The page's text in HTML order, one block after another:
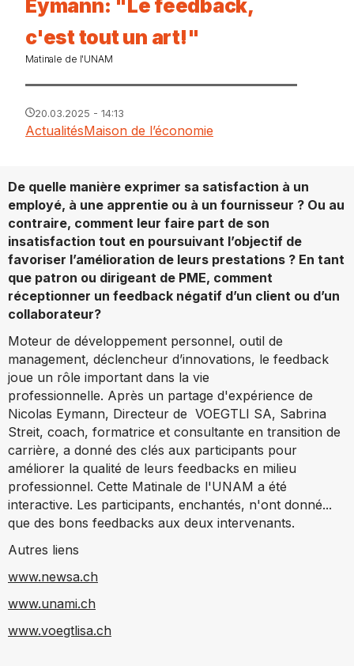
Eymann: "Le feedback,
c'est tout un art!"
Matinale de l'UNAM
20.03.2025 - 14:13
ActualitésMaison de l’économie
De quelle manière exprimer sa satisfaction à un
employé, à une apprentie ou à un fournisseur ? Ou au
contraire, comment leur faire part de son
insatisfaction tout en poursuivant l’objectif de
favoriser l’amélioration de leurs prestations ? En tant
que patron ou dirigeant de PME, comment
réceptionner un feedback négatif d’un client ou d’un
collaborateur?
Moteur de développement personnel, outil de
management, déclencheur d’innovations, le feedback
joue un rôle important dans la vie
professionnelle. Après un partage d'expérience de
Nicolas Eymann, Directeur de VOEGTLI SA, Sabrina
Streit, coach, formatrice et consultante en transition de
carrière, a donné des clés aux participants pour
améliorer la qualité de leurs feedbacks en milieu
professionnel. Cette Matinale de l'UNAM a été
interactive. Les participants, enchantés, n'ont donné...
que des bons feedbacks aux deux intervenants.
Autres liens
www.newsa.ch
www.unami.ch
www.voegtlisa.ch